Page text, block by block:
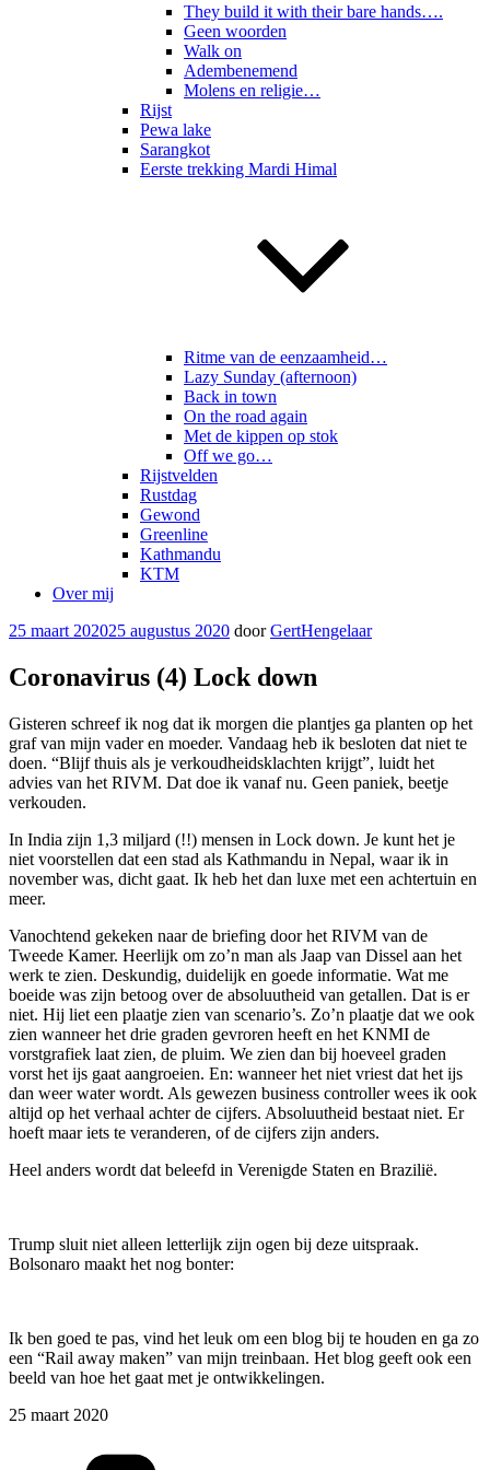
They build it with their bare hands….
Geen woorden
Walk on
Adembenemend
Molens en religie…
Rijst
Pewa lake
Sarangkot
Eerste trekking Mardi Himal
Ritme van de eenzaamheid…
Lazy Sunday (afternoon)
Back in town
On the road again
Met de kippen op stok
Off we go…
Rijstvelden
Rustdag
Gewond
Greenline
Kathmandu
KTM
Over mij
Geplaatst
25 maart 202025 augustus 2020 doorGertHengelaar
Coronavirus (4) Lock down
Gisteren schreef ik nog dat ik morgen die plantjes ga planten op het
graf van mijn vader en moeder. Vandaag heb ik besloten dat niet te
doen. “Blijf thuis als je verkoudheidsklachten krijgt”, luidt het
advies van het RIVM. Dat doe ik vanaf nu. Geen paniek, beetje
verkouden.
In India zijn 1,3 miljard (!!) mensen in Lock down. Je kunt het je
niet voorstellen dat een stad als Kathmandu in Nepal, waar ik in
november was, dicht gaat. Ik heb het dan luxe met een achtertuin en
meer.
Vanochtend gekeken naar de briefing door het RIVM van de
Tweede Kamer. Heerlijk om zo’n man als Jaap van Dissel aan het
werk te zien. Deskundig, duidelijk en goede informatie. Wat me
boeide was zijn betoog over de absoluutheid van getallen. Dat is er
niet. Hij liet een plaatje zien van scenario’s. Zo’n plaatje dat we ook
zien wanneer het drie graden gevroren heeft en het KNMI de
vorstgrafiek laat zien, de pluim. We zien dan bij hoeveel graden
vorst het ijs gaat aangroeien. En: wanneer het niet vriest dat het ijs
dan weer water wordt. Als gewezen business controller wees ik ook
altijd op het verhaal achter de cijfers. Absoluutheid bestaat niet. Er
hoeft maar iets te veranderen, of de cijfers zijn anders.
Heel anders wordt dat beleefd in Verenigde Staten en Brazilië.
Trump sluit niet alleen letterlijk zijn ogen bij deze uitspraak.
Bolsonaro maakt het nog bonter:
Ik ben goed te pas, vind het leuk om een blog bij te houden en ga zo
een “Rail away maken” van mijn treinbaan. Het blog geeft ook een
beeld van hoe het gaat met je ontwikkelingen.
25 maart 2020